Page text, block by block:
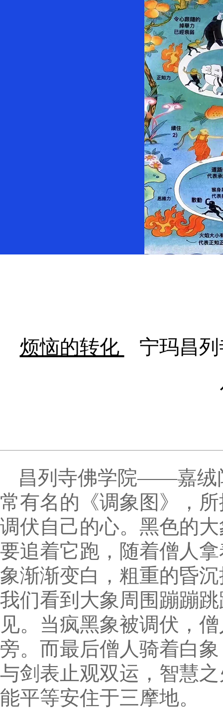
烦恼的转化
宁玛昌
昌列寺佛学院——嘉绒
常有名的《调象图》，
调伏自己的心。黑色的
要追着它跑，随着僧人
象渐渐变白，粗重的昏
我们看到大象周围蹦蹦
见。当疯黑象被调伏，
旁。而最后僧人骑着白
与剑表止观双运，智慧
能平等安住于三摩地。